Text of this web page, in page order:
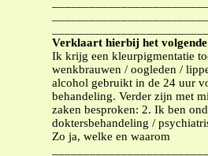
Verklaart hierbij het
Ik krijg een kleurpigmentatie
wenkbrauwen / oogleden /
alcohol gebruikt in de 24 uur
behandeling. Verder zijn met
zaken besproken: 2. Ik ben
doktersbehandeling /
Zo ja, welke en waarom